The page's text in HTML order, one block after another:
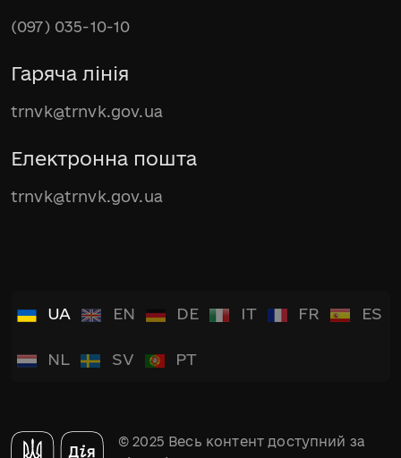
(097) 035-10-10
Гаряча лінія
trnvk@trnvk.gov.ua
Електронна пошта
trnvk@trnvk.gov.ua
UA EN DE IT FR ES
NL SV PT
© 2025 Весь контент доступний за